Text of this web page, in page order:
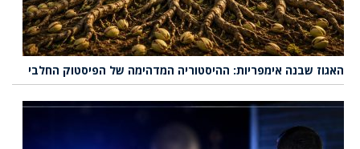
האגוז שבנה אימפריות: ההיסטוריה המדהימה של הפיסטוק החלבי